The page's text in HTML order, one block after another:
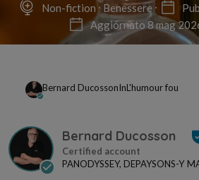
Non-fiction Benessere
Aggiornato 8 mag
Bernard DucossonInL'humour fou
Bernard Ducosson
PANODYSSEY, DEPAYSONS-Y MA DEVISE : QUI AIME BIEN,